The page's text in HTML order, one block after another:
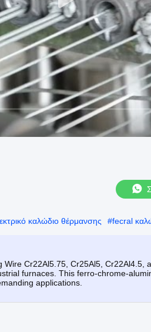
καλώδιο θέρμανσης #fecral
Cr22Al5.75, Cr25Al5, Cr22Al4.5,
furnaces. This ferro-chrome-
applications.